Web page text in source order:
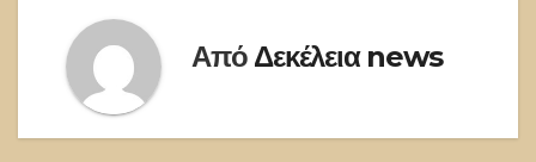
Από Δεκέλεια news